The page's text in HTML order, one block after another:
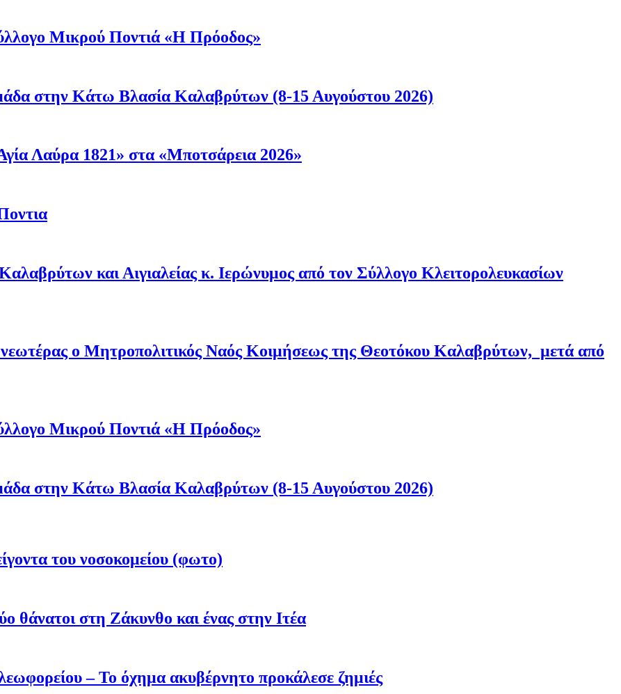
Μικρού Ποντιά «Η Πρόοδος»
στην Κάτω Βλασία Καλαβρύτων (8-15 Αυγούστου 2026)
Λαύρα 1821» στα «Μποτσάρεια 2026»
και Αιγιαλείας κ. Ιερώνυμος από τον Σύλλογο Κλειτορολευκασίων
ο Μητροπολιτικός Ναός Κοιμήσεως της Θεοτόκου Καλαβρύτων, μετά από
Μικρού Ποντιά «Η Πρόοδος»
στην Κάτω Βλασία Καλαβρύτων (8-15 Αυγούστου 2026)
του νοσοκομείου (φωτο)
θάνατοι στη Ζάκυνθο και ένας στην Ιτέα
– Το όχημα ακυβέρνητο προκάλεσε ζημιές